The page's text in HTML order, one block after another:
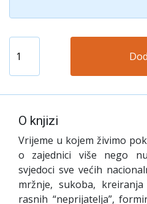
O knjizi
Vrijeme u kojem živimo
o zajednici više nego
svjedoci sve većih
mržnje, sukoba,
rasnih “neprijatelja”,